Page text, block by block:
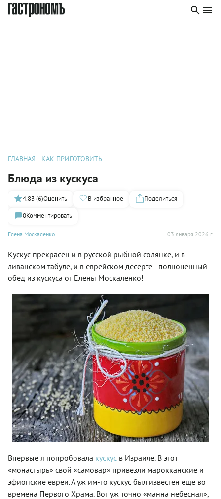
ГЛАВНАЯ КАК ПРИГОТОВИТЬ
Блюда из кускуса
Елена Москаленко 03 января 2026 г.
4.83 (6)Оценить В избранное
Поделиться
0Комментировать
Кускус прекрасен и в русской рыбной солянке, и в
ливанском табуле, и в еврейском десерте - полноценный
обед из кускуса от Елены Москаленко!
Впервые я попробовала кускус в Израиле. В этот
«монастырь» свой «самовар» привезли марокканские и
эфиопские евреи. А уж им-то кускус был известен еще во
времена Первого Храма. Вот уж точно «манна небесная»,